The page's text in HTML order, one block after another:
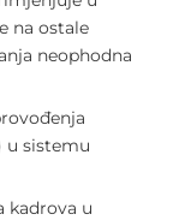
na ostale
neophodna
u sistemu
kadrova u